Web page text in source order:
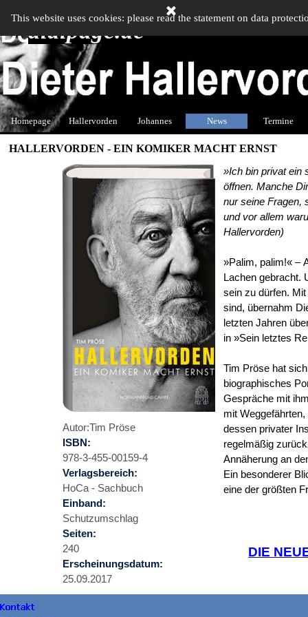
This website uses cookies: please read the statement on data
didipage.de
Homepage Hallervorden ▼
Johannes ▼
News ▼
Termine
HALLERVORDEN - EIN KOMIKER MACHT ERNST
Autor:Tim Pröse
ISBN:
978-3-455-00159-4
Verlagsbereich:
HoCa - Sachbuch
Einband:
Schutzumschlag
Seiten:
240
Erscheinungsdatum:
25.09.2017
»Ich bin privat ein
öffnen. Manche
nur seine Fragen,
und vor allem
Hallervorden)
»Palim, palim!« –
Lachen gebracht.
sein zu dürfen.
sind, übernahm
letzten Jahren ü
in»Sein letztes
Tim Pröse hat
biographisches
Gespräche mit
mit Weggefä
dessen privater
regelmäßig zurü
Annäherung an
Ein besonderer
eine der größten
DIE